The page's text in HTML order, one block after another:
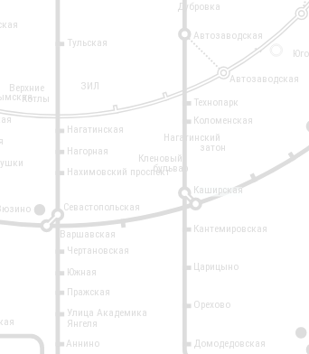
11
14
Нагатинская
Нагорная
Нахимовский проспект
Севастопольская
Чертановская
Южная
Пражская
Улица Академика
Янгеля
ЗИЛ
Верхние
Котлы
Технопарк
Коломенская
Каширская
Кантемировская
Царицыно
Орехово
Домодедовская
Аннино
Варшавская
Тульская
Дубровка
Автозаводская
Автозаводская
Кленовый
бульвар
Нагатинский
затон